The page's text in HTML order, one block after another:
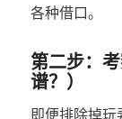
各种借口。
第二步：
谱？）
即便排除掉